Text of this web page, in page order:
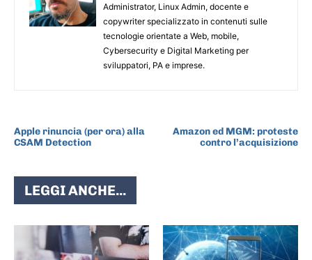
Administrator, Linux Admin, docente e
copywriter specializzato in contenuti sulle
tecnologie orientate a Web, mobile,
Cybersecurity e Digital Marketing per
sviluppatori, PA e imprese.
Apple rinuncia (per ora) alla
CSAM Detection
Amazon ed MGM: proteste
contro l’acquisizione
LEGGI ANCHE...